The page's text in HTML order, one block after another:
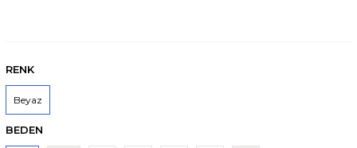
RENK
Beyaz
BEDEN